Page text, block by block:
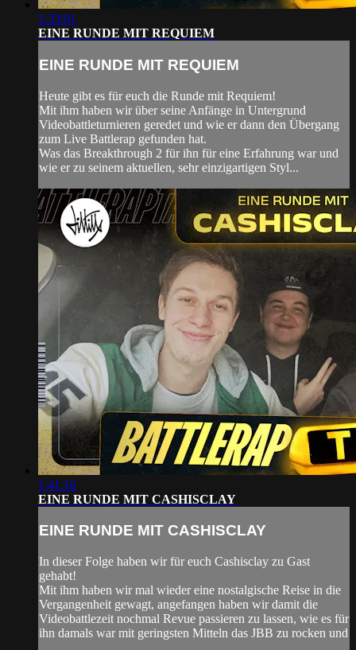
1:33:01
EINE RUNDE MIT REQUIEM
EINE RUNDE MIT REQUIEM
Heute gibt es für euch die Runde mit Requiem!
Mit ihm haben wir über seine Anfänge in Untergrund
Videobattleturnieren geredet und wie er dann den Übergang
zum Live Battlerap gefunden hat.
Was das Breakthrough 2 für ihn für eine Erfahrung war und
wie er zu seinem aktuellen, sehr einzigartigen Styl...
1:41:16
EINE RUNDE MIT CASHISCLAY
EINE RUNDE MIT CASHISCLAY
In dieser Folge haben wir für euch Cashisclay zu Gast
gehabt!
Mit ihm haben wir mal wieder eine nostalgische Reise in die
Vergangenheit gewagt, angefangen haben wir damit die
Videobattlezeit nochmal Revue passieren zu lassen, wie es für
ihn damals war mit geringsten Mitteln das JBB zu rocken und